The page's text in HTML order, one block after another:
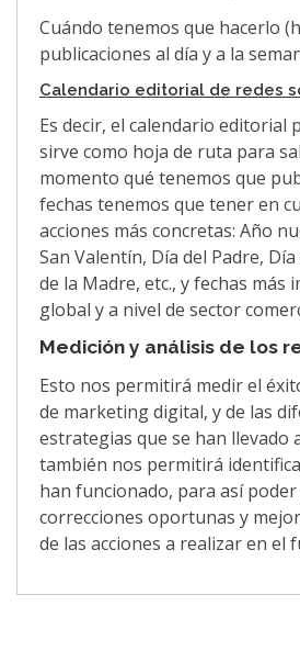
Cuándo tenemos que hacerlo
publicaciones al día y a la
Calendario editorial de redes
Es decir, el calendario editorial
sirve como hoja de ruta para
momento qué tenemos que
fechas tenemos que tener en
acciones más concretas: Año
San Valentín, Día del Padre,
de la Madre, etc., y fechas más
global y a nivel de sector
Medición y análisis de los
Esto nos permitirá medir el
de marketing digital, y de las
estrategias que se han llevado
también nos permitirá
han funcionado, para así
correcciones oportunas y
de las acciones a realizar en el